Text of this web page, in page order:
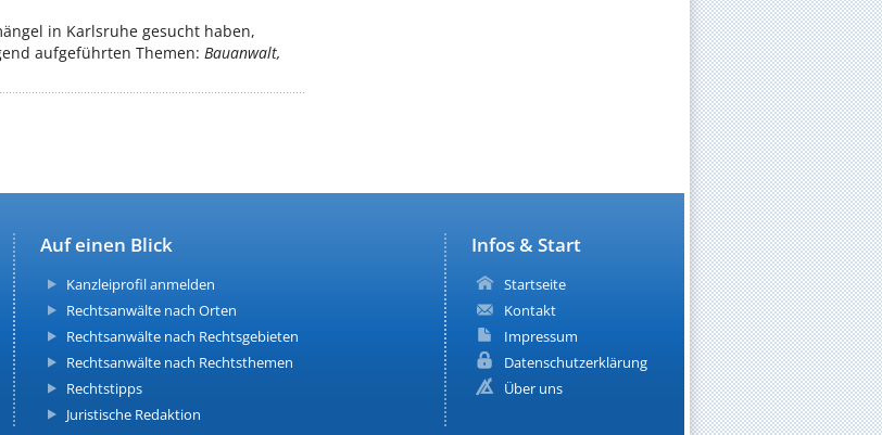
in Karlsruhe gesucht haben,
aufgeführten Themen: Bauanwalt,
Infos & Start
Startseite
Kontakt
Impressum
Datenschutzerklärung
Über uns
Auf einen Blick
Kanzleiprofil anmelden
Rechtsanwälte nach Orten
Rechtsanwälte nach Rechtsgebieten
Rechtsanwälte nach Rechtsthemen
Rechtstipps
Juristische Redaktion